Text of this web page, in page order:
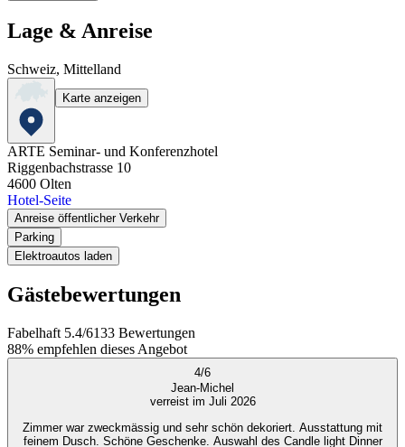
Lage & Anreise
Schweiz, Mittelland
Karte anzeigen
ARTE Seminar- und Konferenzhotel
Riggenbachstrasse 10
4600 Olten
Hotel-Seite
Anreise öffentlicher Verkehr
Parking
Elektroautos laden
Gästebewertungen
Fabelhaft 5.4/6133 Bewertungen
88% empfehlen dieses Angebot
4/6
Jean-Michel
verreist im Juli 2026
Zimmer war zweckmässig und sehr schön dekoriert. Ausstattung mit
feinem Dusch. Schöne Geschenke. Auswahl des Candle light Dinner